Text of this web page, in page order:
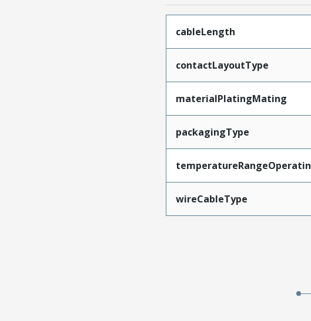
cableLength
contactLayoutType
materialPlatingMating
packagingType
wireCableType